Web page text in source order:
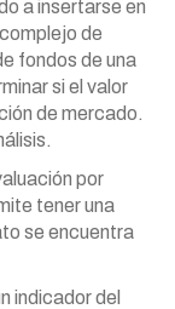
a insertarse en
de
fondos de una
si el valor
de mercado.
por
tener una
se encuentra
indicador del